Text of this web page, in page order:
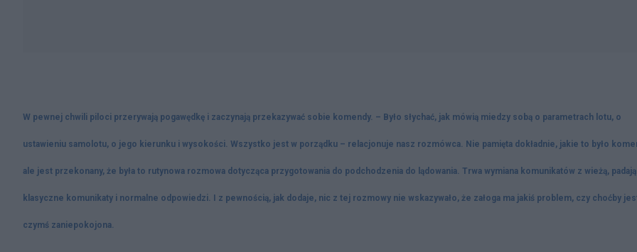
W pewnej chwili piloci przerywają pogawędkę i zaczynają przekazywać sobie komendy. – Było słychać, jak mówią miedzy sobą o parametrach lotu, o
ustawieniu samolotu, o jego kierunku i wysokości. Wszystko jest w porządku – relacjonuje nasz rozmówca. Nie pamięta dokładnie, jakie to było
ale jest przekonany, że była to rutynowa rozmowa dotycząca przygotowania do podchodzenia do lądowania. Trwa wymiana komunikatów z wieżą, padają
klasyczne komunikaty i normalne odpowiedzi. I z pewnością, jak dodaje, nic z tej rozmowy nie wskazywało, że załoga ma jakiś problem, czy choćby
czymś zaniepokojona.